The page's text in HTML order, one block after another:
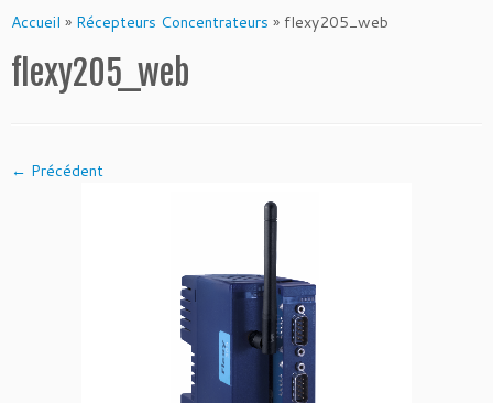
toAccueil » Récepteurs Concentrateurs » flexy205_web
flexy205_web
← Précédent